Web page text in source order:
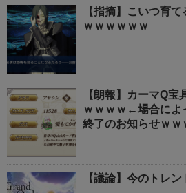
【指摘】こいつ育
ｗｗｗｗｗｗ
【朗報】カーマQ宝
ｗｗｗｗ←場合によ
終了のお知らせｗｗ
【議論】今のトレ